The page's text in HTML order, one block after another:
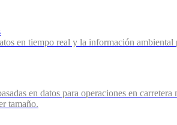
en tiempo real y la información
en datos para operaciones en
tamaño.